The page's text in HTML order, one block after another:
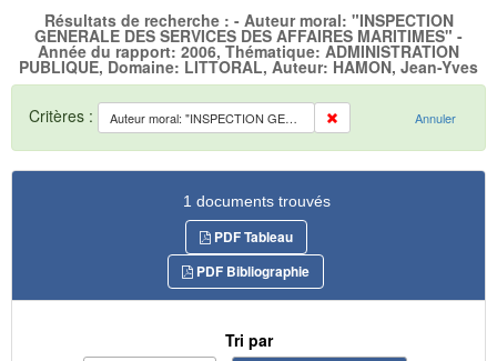
Résultats de recherche : - Auteur moral: "INSPECTION
GENERALE DES SERVICES DES AFFAIRES MARITIMES" -
Année du rapport: 2006, Thématique: ADMINISTRATION
PUBLIQUE, Domaine: LITTORAL, Auteur: HAMON, Jean-Yves
Critères : Auteur moral: "INSPECTION GENERALE DES SERVICES DES AFFAIRES MARITIMES" Annuler
1 documents trouvés
PDF Tableau
PDF Bibliographie
Tri par